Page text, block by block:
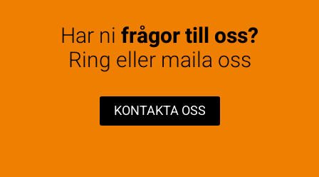
Har ni frågor till oss?
Ring eller maila oss
KONTAKTA OSS